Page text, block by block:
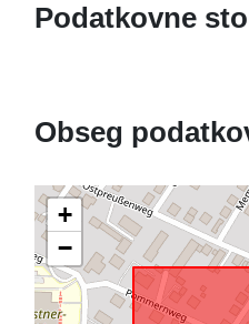
Podatkovne
Obseg
+
−